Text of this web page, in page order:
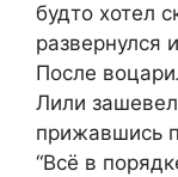
будто хотел
развернулся
После
Лили
прижавшись
“Всё в